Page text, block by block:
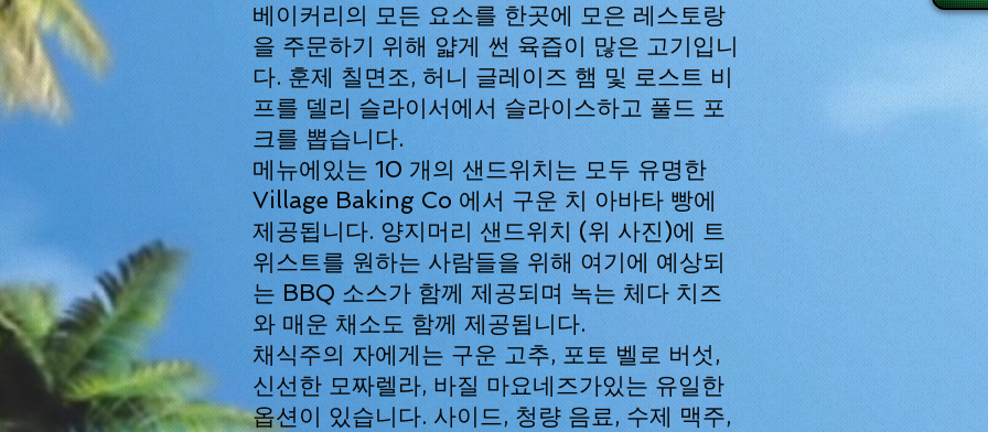
베이커리의 모든 요소를 ​​한곳에 모은 레스토랑
을 주문하기 위해 얇게 썬 육즙이 많은 고기입니
다. 훈제 칠면조, 허니 글레이즈 햄 및 로스트 비
프를 델리 슬라이서에서 슬라이스하고 풀드 포
크를 뽑습니다.
메뉴에있는 10 개의 샌드위치는 모두 유명한
Village Baking Co 에서 구운 치 아바타 빵에
제공됩니다. 양지머리 샌드위치 (위 사진)에 트
위스트를 원하는 사람들을 위해 여기에 예상되
는 BBQ 소스가 함께 제공되며 녹는 체다 치즈
와 매운 채소도 함께 제공됩니다.
채식주의 자에게는 구운 고추, 포토 벨로 버섯,
신선한 모짜렐라, 바질 마요네즈가있는 유일한
옵션이 있습니다. 사이드, 청량 음료, 수제 맥주,